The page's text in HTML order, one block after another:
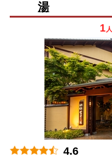
湯
1 人
4.6